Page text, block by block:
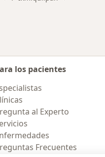
los pacientes
al Experto
Frecuentes